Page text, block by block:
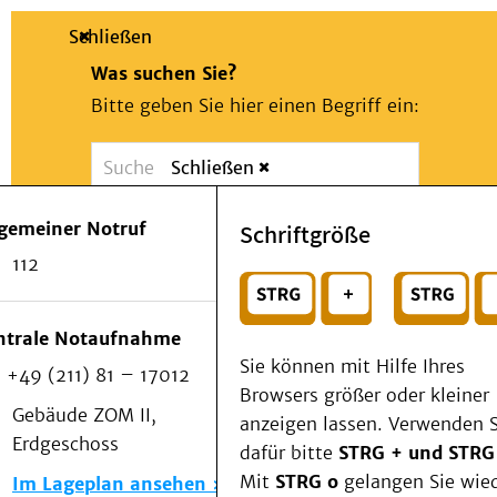
Suche
Schließen
Was suchen Sie?
Bitte geben Sie hier einen Begriff ein:
Suchen
Wählen Sie ein Thema für Ihren
Notfall
Schließen
Notruf
112
Notaufnahme
+49 (211) 81 – 17012
Gebäude ZOM II,
Erdgeschoss
Im Lageplan ansehen
Schriftgröße
Sie können mit Hilfe Ihres
Browsers größer oder kleiner
anzeigen lassen. Verwenden
dafür bitte STRG + und
Mit STRG o gelangen Sie
Patienten & Besucher
Als Patient am UKD
Beratung und Unterstützung
Veranstaltungen
Kommunikation im Medizinwesen (KIM)
Notfall
Forschung & Lehre
Medizinische Fakultät